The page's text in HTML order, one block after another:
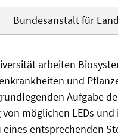
Bundesanstalt für
arbeiten
und
Aufgabe
möglichen LEDs
entsprechenden